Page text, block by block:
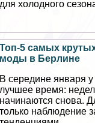
для холодного
Топ-5 самых
моды в Берлине
В середине января у
лучшее время:
начинаются снова.
только наблюдение